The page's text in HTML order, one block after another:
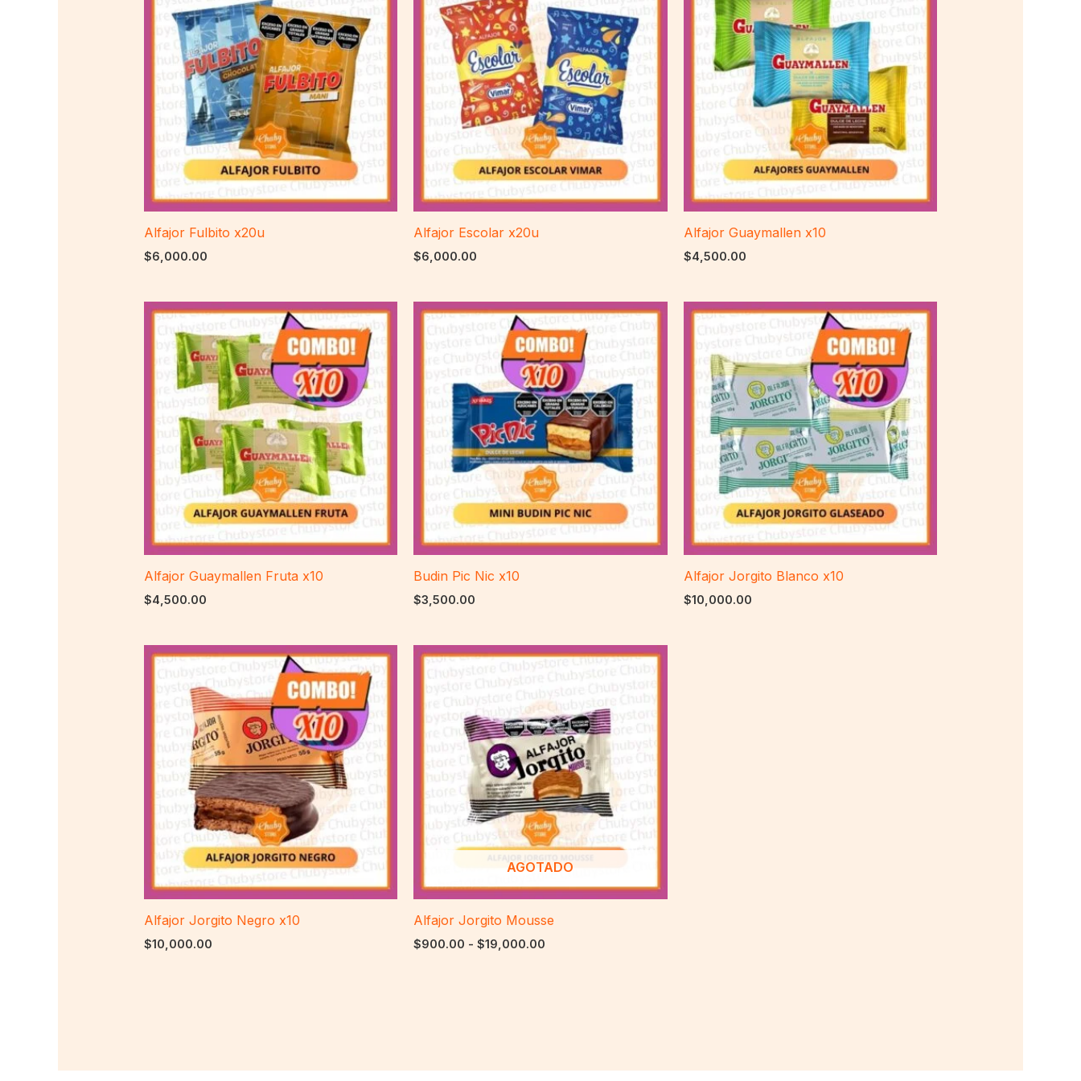
Alfajor Fulbito x20u
$6,000.00
Alfajor Escolar x20u
$6,000.00
Alfajor Guaymallen x10
$4,500.00
Alfajor Guaymallen Fruta x10
$4,500.00
Budin Pic Nic x10
$3,500.00
Alfajor Jorgito Blanco x10
$10,000.00
Alfajor Jorgito Negro x10
$10,000.00
AGOTADO
Alfajor Jorgito Mousse
$900.00 - $19,000.00
Rango
$900.00
hasta
$19,000.00